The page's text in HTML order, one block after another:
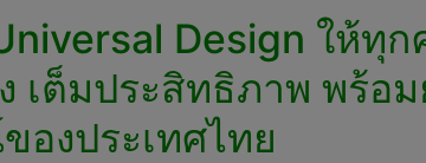
Design ให้ทุ
ต็มประสิทธิภาพ พร้อ
องประเทศไทย